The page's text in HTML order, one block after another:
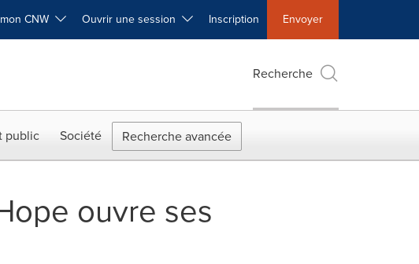
mon CNW Ouvrir une session Inscription Envoyer
Recherche
public Société Recherche avancée
ouvre ses